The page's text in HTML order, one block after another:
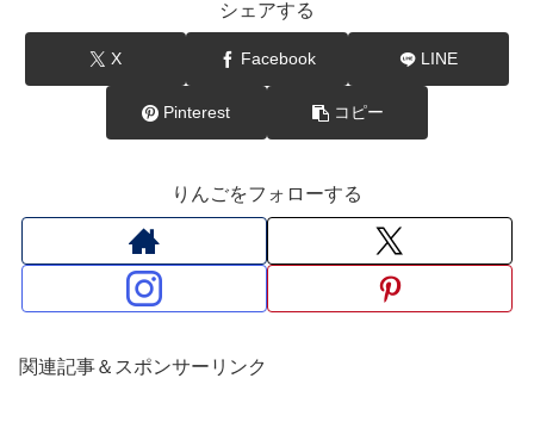
シェアする
X Facebook LINE
Pinterest コピー
りんごをフォローする
関連記事＆スポンサーリンク